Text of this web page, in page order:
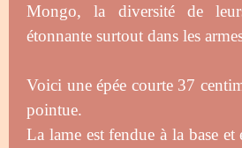
Mongo, la diversité de
étonnante surtout dans les
Voici une épée courte 37
pointue.
La lame est fendue à la base et